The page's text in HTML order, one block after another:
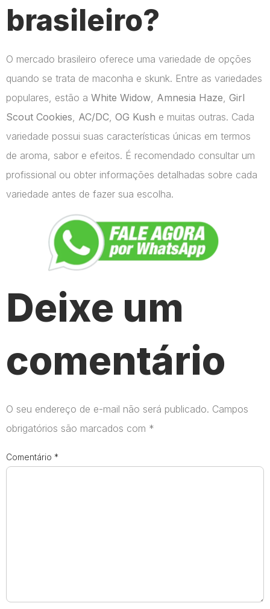
brasileiro?
O mercado brasileiro oferece uma variedade de opções
quando se trata de maconha e skunk. Entre as variedades
populares, estão a White Widow Amnesia Haze Girl
Scout Cookies AC/DC OG Kush e muitas outras. Cada
variedade possui suas características únicas em termos
de aroma, sabor e efeitos. É recomendado consultar um
profissional ou obter informações detalhadas sobre cada
variedade antes de fazer sua escolha.
Deixe um
comentário
O seu endereço de e-mail não será publicado. Campos
obrigatórios são marcados com *
Comentário *